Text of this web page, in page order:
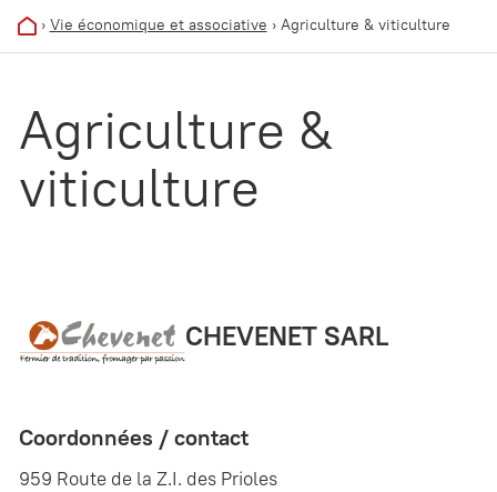
› Vie économique et associative › Agriculture & viticulture
Agriculture &
viticulture
CHEVENET SARL
Coordonnées / contact
959 Route de la Z.I. des Prioles